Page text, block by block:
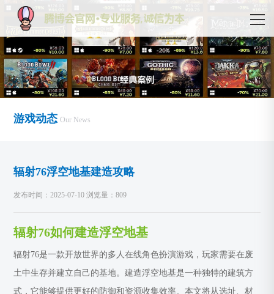
游戏动态 Our News
辐射76浮空地基建造攻略
发布时间：2025-07-10 浏览量：809
辐射76如何建造浮空地基
辐射76是一款开放世界的多人在线角色扮演游戏，玩家需要在废
土中生存并建立自己的基地。建造浮空地基是一种独特的建筑方
式，它能够提供更好的防御和资源收集效率。本文将从选址、材